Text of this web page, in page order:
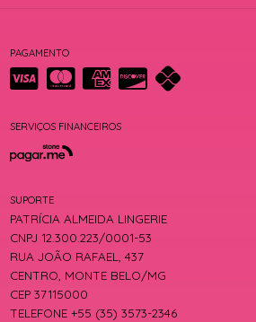
PAGAMENTO
SERVIÇOS FINANCEIROS
SUPORTE
PATRÍCIA ALMEIDA LINGERIE
CNPJ 12.300.223/0001-53
RUA JOÃO RAFAEL, 437
CENTRO, MONTE BELO/MG
CEP 37115000
TELEFONE +55 (35) 3573-2346